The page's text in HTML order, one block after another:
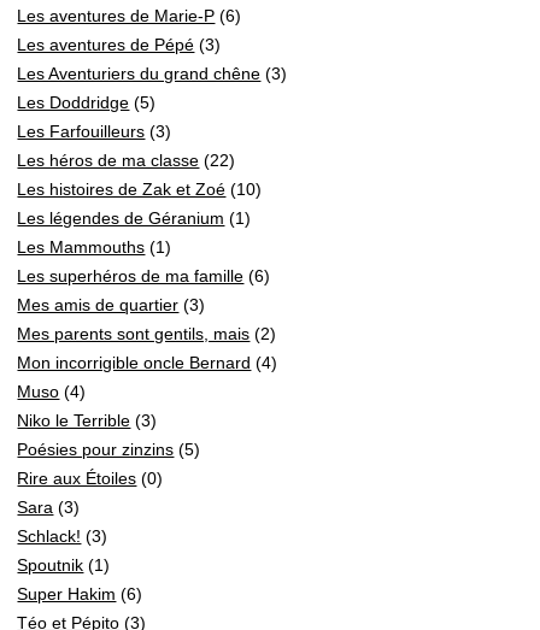
Les aventures de Marie-P (6)
Les aventures de Pépé (3)
Les Aventuriers du grand chêne (3)
Les Doddridge (5)
Les Farfouilleurs (3)
Les héros de ma classe (22)
Les histoires de Zak et Zoé (10)
Les légendes de Géranium (1)
Les Mammouths (1)
Les superhéros de ma famille (6)
Mes amis de quartier (3)
Mes parents sont gentils, mais (2)
Mon incorrigible oncle Bernard (4)
Muso (4)
Niko le Terrible (3)
Poésies pour zinzins (5)
Rire aux Étoiles (0)
Sara (3)
Schlack! (3)
Spoutnik (1)
Super Hakim (6)
Téo et Pépito (3)